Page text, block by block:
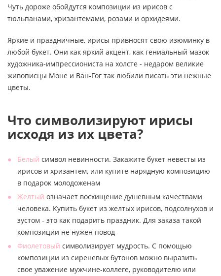
Чуть дороже обойдутся композиции из ирисов с
тюльпанами, хризантемами, розами и орхидеями.
Яркие и праздничные, ирисы привносят свою изюминку в
любой букет. Они как яркий акцент, как гениальный мазок
художника-импрессиониста на холсте - недаром великие
живописцы Моне и Ван-Гог так любили писать эти нежные
цветы.
Что символизируют ирисы
исходя из их цвета?
Белый символ невинности. Закажите букет невесты из
ирисов и хризантем, или купите нарядную композицию
в подарок молодоженам
Желтый означает восхищение душевным качествами
человека. Купить букет из желтых ирисов, подсолнухов и
эустом - это как подарить праздник. Для заказа такой
композиции не нужен повод
Фиолетовый символизирует мудрость. С помощью
композиции из сиреневых бутонов можно выразить
свое уважение мужчине-коллеге, руководителю или